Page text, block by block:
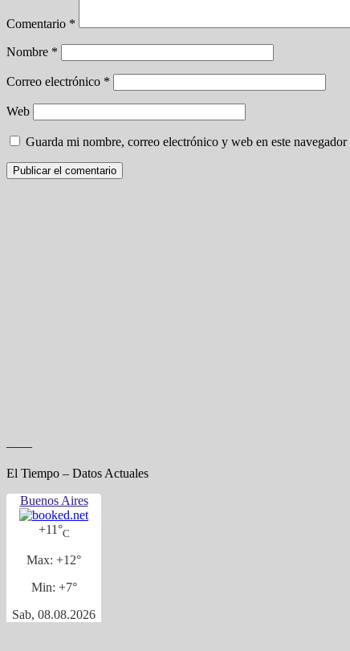
Comentario *
Nombre *
Correo electrónico *
Web
Guarda mi nombre, correo electrónico y web en este
——
El Tiempo – Datos Actuales
Buenos Aires
+11°C
Max: +12°
Min: +7°
Sab, 08.08.2026